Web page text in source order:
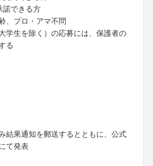
諾できる方
、プロ・アマ不問
学生を除く）の応募には、保護者の
る
結果通知を郵送するとともに、公式
て発表